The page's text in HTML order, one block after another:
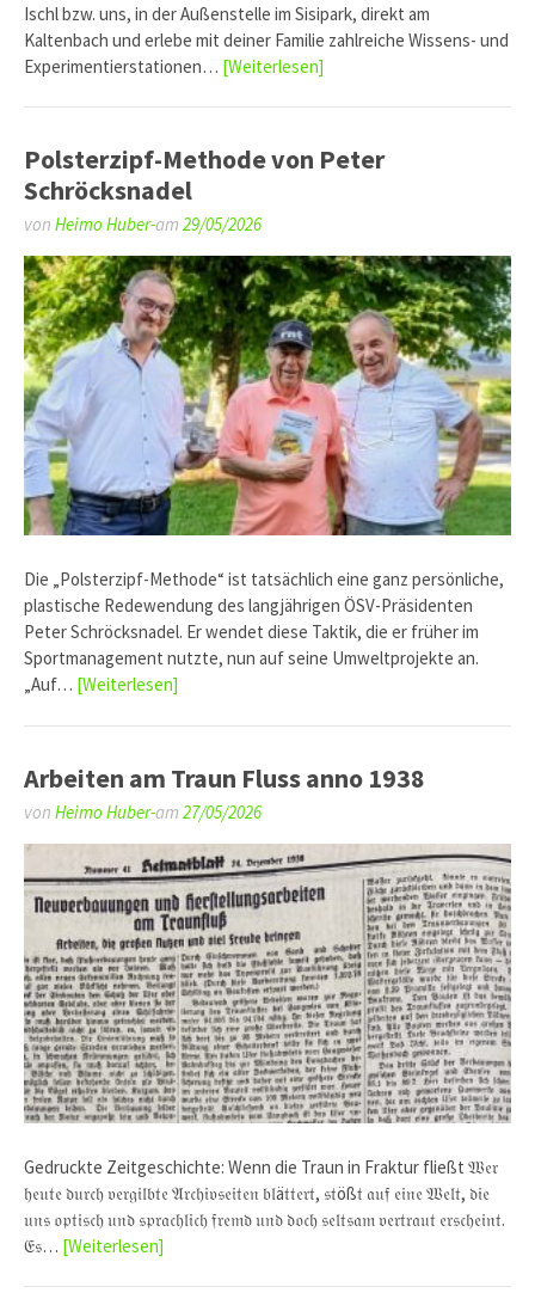
Ischl bzw. uns, in der Außenstelle im Sisipark, direkt am
Kaltenbach und erlebe mit deiner Familie zahlreiche Wissens- und
Experimentierstationen… [Weiterlesen]
Polsterzipf-Methode von Peter
Schröcksnadel
von Heimo Huber-am 29/05/2026
Die „Polsterzipf-Methode“ ist tatsächlich eine ganz persönliche,
plastische Redewendung des langjährigen ÖSV-Präsidenten
Peter Schröcksnadel. Er wendet diese Taktik, die er früher im
Sportmanagement nutzte, nun auf seine Umweltprojekte an.
„Auf… [Weiterlesen]
Arbeiten am Traun Fluss anno 1938
von Heimo Huber-am 27/05/2026
Gedruckte Zeitgeschichte: Wenn die Traun in Fraktur fließt 𝔚𝔢𝔯
𝔥𝔢𝔲𝔱𝔢 𝔡𝔲𝔯𝔠𝔥 𝔳𝔢𝔯𝔤𝔦𝔩𝔟𝔱𝔢 𝔄𝔯𝔠𝔥𝔦𝔳𝔰𝔢𝔦𝔱𝔢𝔫 𝔟𝔩ä𝔱𝔱𝔢𝔯𝔱, 𝔰𝔱öß𝔱 𝔞𝔲𝔣 𝔢𝔦𝔫𝔢 𝔚𝔢𝔩𝔱, 𝔡𝔦𝔢
𝔲𝔫𝔰 𝔬𝔭𝔱𝔦𝔰𝔠𝔥 𝔲𝔫𝔡 𝔰𝔭𝔯𝔞𝔠𝔥𝔩𝔦𝔠𝔥 𝔣𝔯𝔢𝔪𝔡 𝔲𝔫𝔡 𝔡𝔬𝔠𝔥 𝔰𝔢𝔩𝔱𝔰𝔞𝔪 𝔳𝔢𝔯𝔱𝔯𝔞𝔲𝔱 𝔢𝔯𝔰𝔠𝔥𝔢𝔦𝔫𝔱.
𝔈𝔰… [Weiterlesen]